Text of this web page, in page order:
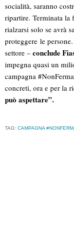
socialità, saranno
ripartire. Terminata la
rialzarsi solo se avrà
proteggere le
settore – conclude
impegna quasi un
campagna
concreti, ora e per la
può aspettare”.
TAG: CAMPAGNA